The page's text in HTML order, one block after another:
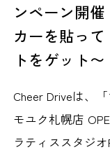
ンペーン開
カーを貼っ
トをゲット〜
Cheer Driveは、
モユク札幌店
ラティススタジ